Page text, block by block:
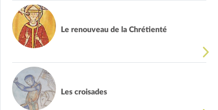
Le renouveau de la Chrétienté
Les croisades